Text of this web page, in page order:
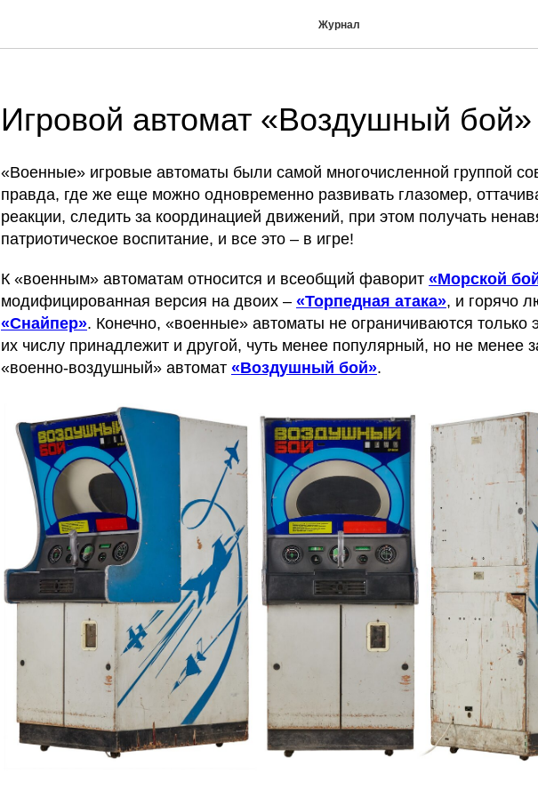
Журнал
Игровой автомат «Воздушный бой»
«Военные» игровые автоматы были самой многочисленной группой
правда, где же еще можно одновременно развивать глазомер,
реакции, следить за координацией движений, при этом получать
патриотическое воспитание, и все это – в игре!
К «военным» автоматам относится и всеобщий фаворит «Морской
модифицированная версия на двоих – «Торпедная атака», и горячо
«Снайпер». Конечно, «военные» автоматы не ограничиваются только
их числу принадлежит и другой, чуть менее популярный, но не менее
«военно-воздушный» автомат «Воздушный бой».